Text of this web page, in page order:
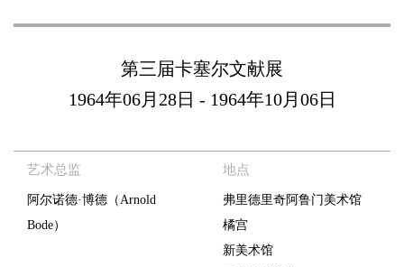
第三届卡塞尔文献展
1964年06月28日 - 1964年10月06日
艺术总监
阿尔诺德·博德（Arnold
Bode）
地点
弗里德里奇阿鲁门美术馆
橘宫
新美术馆